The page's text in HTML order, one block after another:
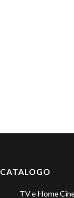
CATALOGO
TV e Home